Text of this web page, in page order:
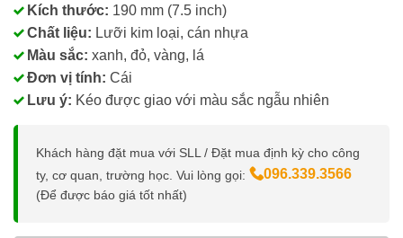
Kích thước: 190 mm (7.5 inch)
Chất liệu: Lưỡi kim loại, cán nhựa
Màu sắc: xanh, đỏ, vàng, lá
Đơn vị tính: Cái
Lưu ý: Kéo được giao với màu sắc ngẫu nhiên
Khách hàng đặt mua với SLL / Đặt mua định kỳ cho công
ty, cơ quan, trường học. Vui lòng gọi:
096.339.3566
(Để được báo giá tốt nhất)